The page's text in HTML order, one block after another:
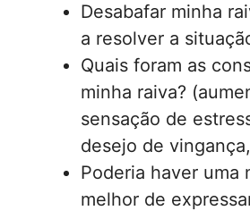
Desabafar minha
a resolver a
Quais foram as
minha raiva?
sensação de
desejo de
Poderia haver uma
melhor de